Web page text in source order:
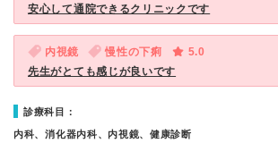
安心して通院できるクリニックです
内視鏡 慢性の下痢
5.0
先生がとても感じが良いです
診療科目：
内科、消化器内科、内視鏡、健康診断